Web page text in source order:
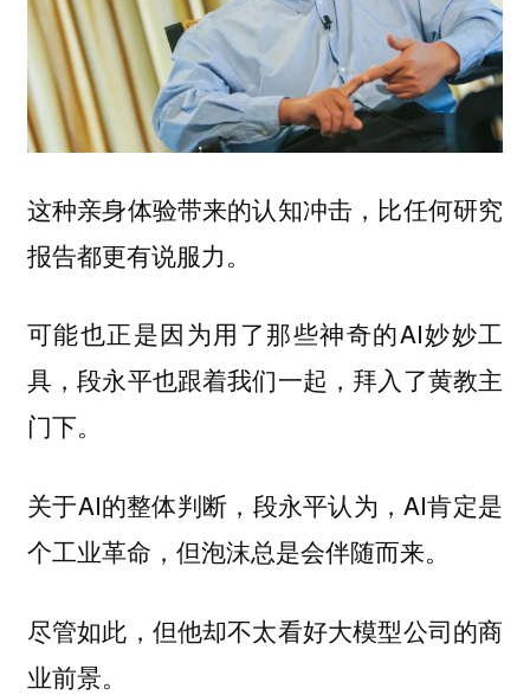
这种亲身体验带来的认知冲击，比任何研究
报告都更有说服力。
可能也正是因为用了那些神奇的AI妙妙工
具，段永平也跟着我们一起，拜入了黄教主
门下。
关于AI的整体判断，段永平认为，AI肯定是
个工业革命，但泡沫总是会伴随而来。
尽管如此，但他却不太看好大模型公司的商
业前景。